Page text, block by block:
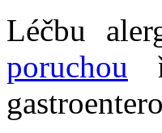
Léčbu
poruchou